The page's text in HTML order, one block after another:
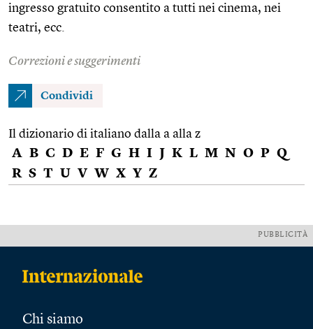
ingresso gratuito consentito a tutti nei cinema, nei
teatri, ecc.
Correzioni e suggerimenti
Condividi
Il dizionario di italiano dalla a alla z
A B C D E F G H I J K L M N O P Q
R S T U V W X Y Z
PUBBLICITÀ
Chi siamo